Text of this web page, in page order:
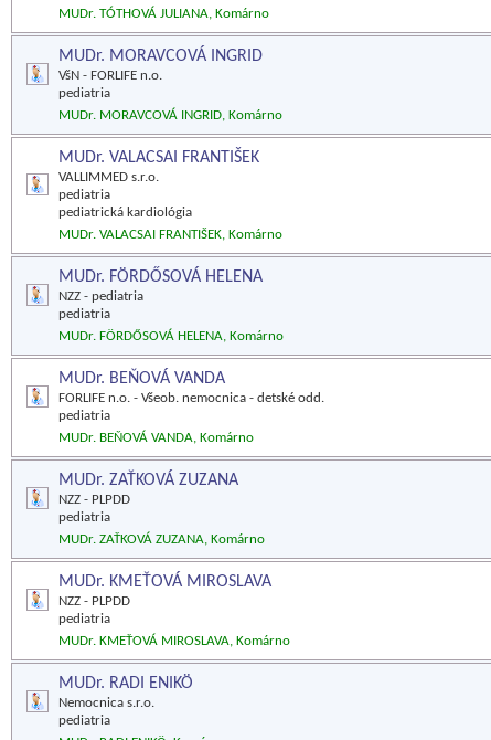
MUDr. TÓTHOVÁ JULIANA, Komárno
MUDr. MORAVCOVÁ INGRID
VšN - FORLIFE n.o.
pediatria
MUDr. MORAVCOVÁ INGRID, Komárno
MUDr. VALACSAI FRANTIŠEK
VALLIMMED s.r.o.
pediatria
pediatrická kardiológia
MUDr. VALACSAI FRANTIŠEK, Komárno
MUDr. FÖRDŐSOVÁ HELENA
NZZ - pediatria
pediatria
MUDr. FÖRDŐSOVÁ HELENA, Komárno
MUDr. BEŇOVÁ VANDA
FORLIFE n.o. - Všeob. nemocnica - detské odd.
pediatria
MUDr. BEŇOVÁ VANDA, Komárno
MUDr. ZAŤKOVÁ ZUZANA
NZZ - PLPDD
pediatria
MUDr. ZAŤKOVÁ ZUZANA, Komárno
MUDr. KMEŤOVÁ MIROSLAVA
NZZ - PLPDD
pediatria
MUDr. KMEŤOVÁ MIROSLAVA, Komárno
MUDr. RADI ENIKÖ
Nemocnica s.r.o.
pediatria